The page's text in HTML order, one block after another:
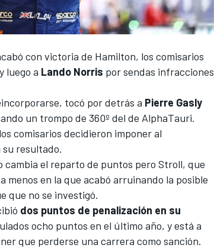
con victoria de Hamilton, los comisarios
y luego a Lando Norris por sendas infracciones
tocó por detrás a Pierre Gasly
un trompo de 360º del de AlphaTauri.
comisarios decidieron imponer al
su resultado.
cambia el reparto de puntos pero Stroll, que
menos en la que acabó arruinando la posible
que no se investigó.
dos puntos de penalización en su
ocho puntos en el último año, y está a
que perderse una carrera como sanción.